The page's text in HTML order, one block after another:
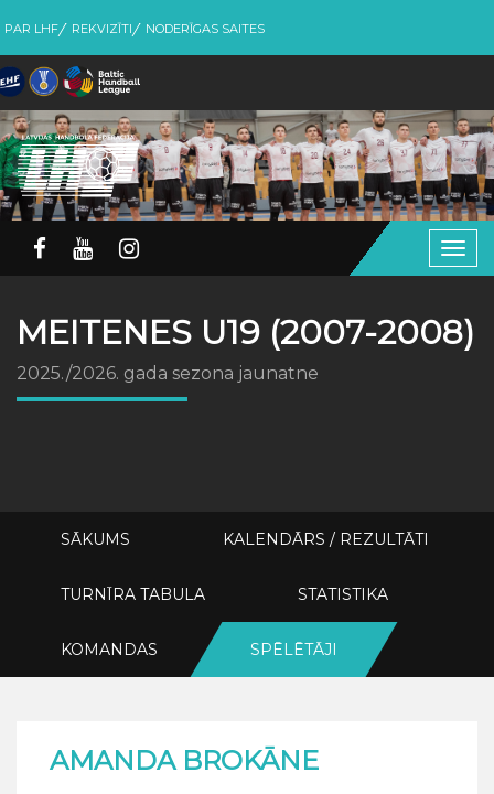
PAR LHF REKVIZĪTI NODERĪGAS SAITES
MEITENES U19 (2007-2008)
2025./2026. gada sezona jaunatne
SĀKUMS KALENDĀRS / REZULTĀTI
TURNĪRA TABULA STATISTIKA
KOMANDAS SPĒLĒTĀJI
AMANDA BROKĀNE